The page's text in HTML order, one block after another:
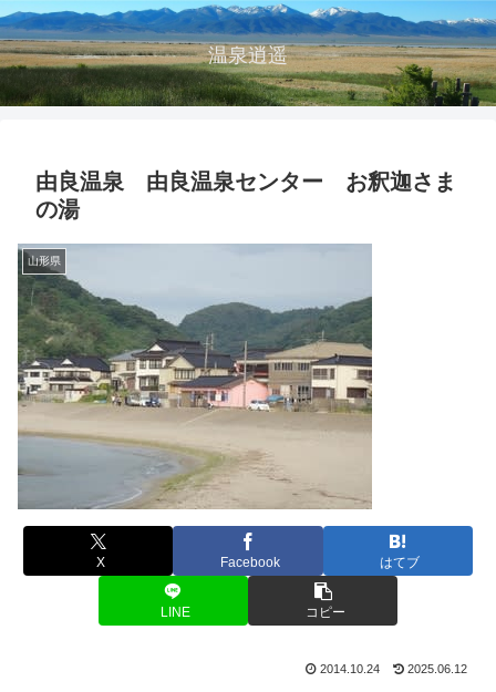
温泉逍遥
由良温泉 由良温泉センター お釈迦さま
の湯
山形県
X Facebook はてブ
LINE コピー
2014.10.24 2025.06.12